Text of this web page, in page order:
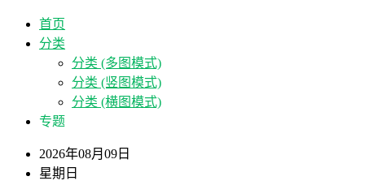
首页
分类
分类 (多图模式)
分类 (竖图模式)
分类 (横图模式)
专题
2026年08月09日
星期日